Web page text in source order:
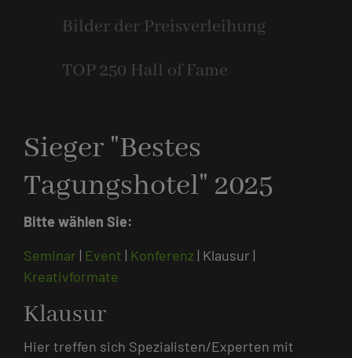
Bilder der Preisverleihung
TOP 250 Hall of Fame
Sieger "Bestes
Tagungshotel" 2025
Bitte wählen Sie:
Seminar | Event | Konferenz | Klausur |
Kreativformate
Klausur
Hier treffen sich Spezialisten/Experten mit